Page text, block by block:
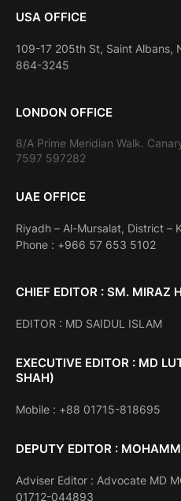
USA OFFICE
109-17 205th St, Saint Albans,
864-3245
LONDON OFFICE
8/A Prime Meridian Walk.
7597 597282
UAE OFFICE
Riyadh – Al-Mursalat, District –
Phone : +966 57 653 5102
CHIEF EDITOR : SM. MIRAZ
EDITOR : MD SAIDUL ISLAM
EXECUTIVE EDITOR : MD
SHAH)
Mobile : +88 01715-818695
DEPUTY EDITOR :
Adviser Editor : Advocate MD
01712-044893